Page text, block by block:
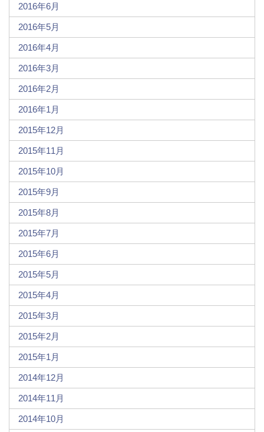
2016年6月
2016年5月
2016年4月
2016年3月
2016年2月
2016年1月
2015年12月
2015年11月
2015年10月
2015年9月
2015年8月
2015年7月
2015年6月
2015年5月
2015年4月
2015年3月
2015年2月
2015年1月
2014年12月
2014年11月
2014年10月